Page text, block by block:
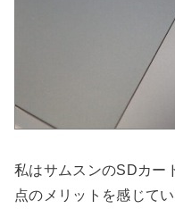
私はサムスンのSDカー
点のメリットを感じてい